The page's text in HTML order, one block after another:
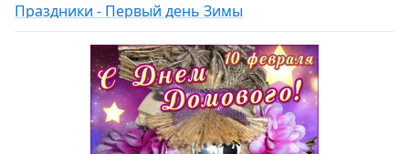
Праздники - Первый день Зимы